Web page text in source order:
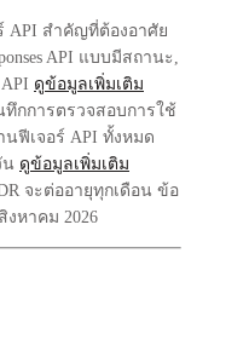
API สำคัญที่ต้องอาศัย
API แบบมีสถานะ,
ดูข้อมูลเพิ่มเติม
กการตรวจสอบการใช้
ฟีเจอร์ API ทั้งหมด
น ดูข้อมูลเพิ่มเติม
จะต่ออายุทุกเดือน ข้อ
หาคม 2026